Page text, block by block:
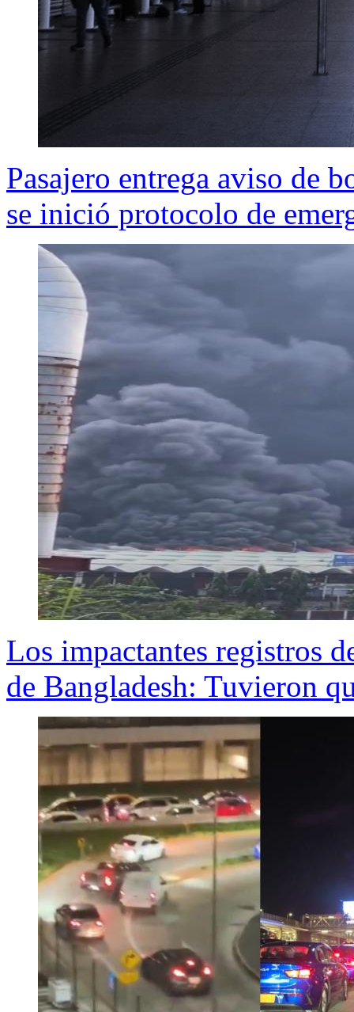
Pasajero entrega aviso de
se inició protocolo de
Los impactantes registros
de Bangladesh: Tuvieron